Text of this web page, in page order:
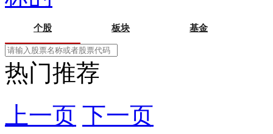
个股 板块 基金
热门推荐
上一页 下一页